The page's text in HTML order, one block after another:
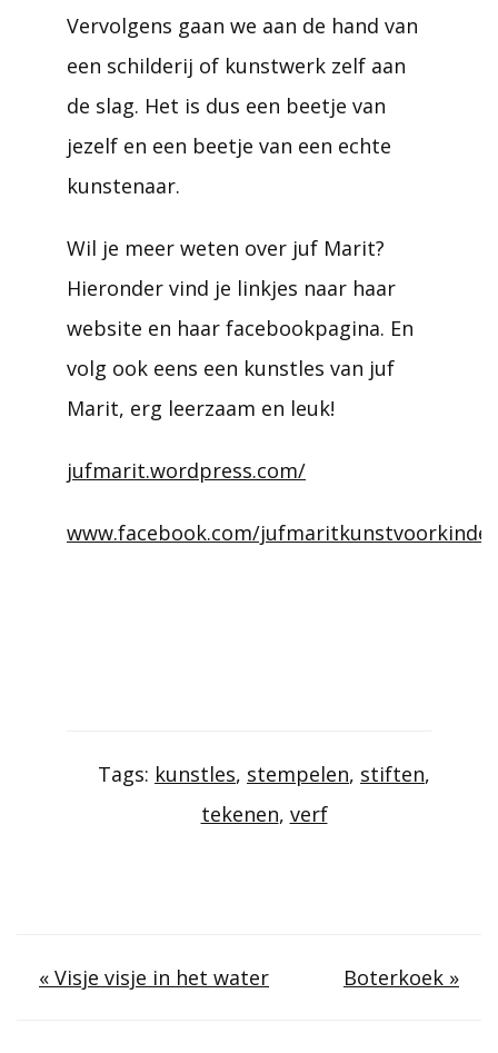
Vervolgens gaan we aan de hand van
een schilderij of kunstwerk zelf aan
de slag. Het is dus een beetje van
jezelf en een beetje van een echte
kunstenaar.
Wil je meer weten over juf Marit?
Hieronder vind je linkjes naar haar
website en haar facebookpagina. En
volg ook eens een kunstles van juf
Marit, erg leerzaam en leuk!
jufmarit.wordpress.com/
www.facebook.com/
Tags: kunstles, stempelen, stiften,
tekenen, verf
Berichtnavigatie
« Visje visje in het water Boterkoek »